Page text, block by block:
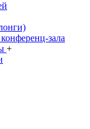
зала
+